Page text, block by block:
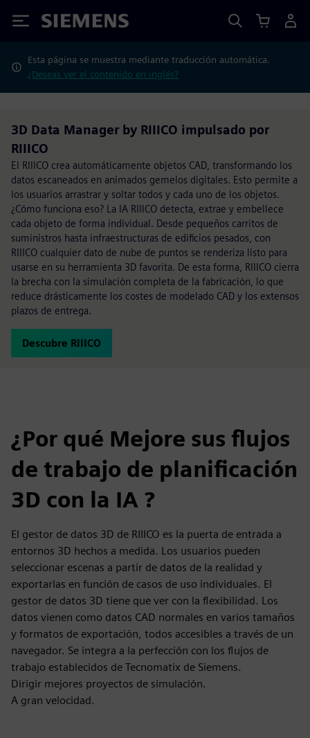
Siemens
Esta página se muestra mediante traducción automática.
¿Deseas ver el contenido en inglés?
3D Data Manager by RIIICO impulsado por
RIIICO
El RIIICO crea automáticamente objetos CAD, transformando los
datos escaneados en animados gemelos digitales. Esto permite a
los usuarios arrastrar y soltar todos y cada uno de los objetos.
¿Cómo funciona eso? La IA RIIICO detecta, extrae y embellece
cada objeto de forma individual. Desde pequeños carritos de
suministros hasta infraestructuras de edificios pesados, con
RIIICO cualquier dato de nube de puntos se renderiza listo para
usarse en su herramienta 3D favorita. De esta forma, RIIICO cierra
la brecha con la simulación completa de la fabricación, lo que
reduce drásticamente los costes de modelado CAD y los extensos
plazos de entrega.
Descubre RIIICO
¿Por qué Mejore sus flujos
de trabajo de planificación
3D con la IA ?
El gestor de datos 3D de RIIICO es la puerta de entrada a
entornos 3D hechos a medida. Los usuarios pueden
seleccionar escenas a partir de datos de la realidad y
exportarlas en función de casos de uso individuales. El
gestor de datos 3D tiene que ver con la flexibilidad. Los
datos vienen como datos CAD normales en varios tamaños
y formatos de exportación, todos accesibles a través de un
navegador. Se integra a la perfección con los flujos de
trabajo establecidos de Tecnomatix de Siemens.
Dirigir mejores proyectos de simulación.
A gran velocidad.